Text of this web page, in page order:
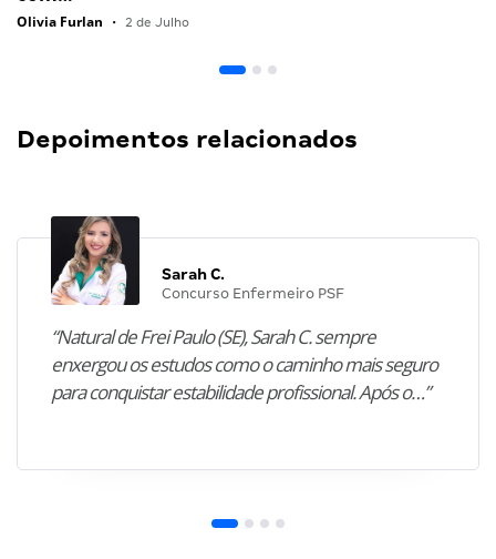
Olivia Furlan • 2 de Julho
Depoimentos relacionados
Sarah C.
Concurso Enfermeiro PSF
“Natural de Frei Paulo (SE), Sarah C. sempre
enxergou os estudos como o caminho mais seguro
para conquistar estabilidade profissional. Após o…”